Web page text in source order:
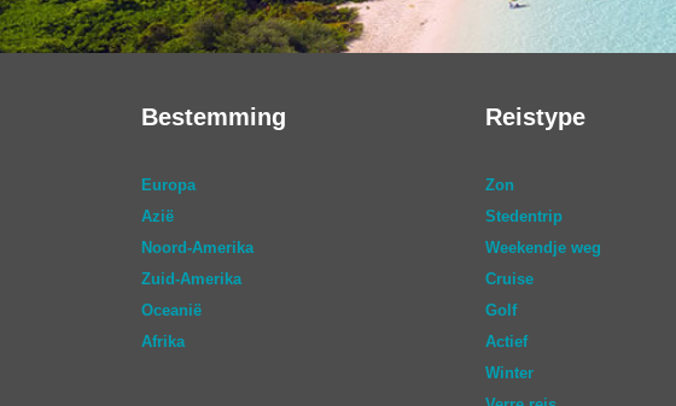
Bestemming
Europa
Azië
Noord-Amerika
Zuid-Amerika
Oceanië
Afrika
Reistype
Zon
Stedentrip
Weekendje weg
Cruise
Golf
Actief
Winter